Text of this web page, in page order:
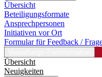
Übersicht
Beteiligungsformate
Ansprechpersonen
Initiativen vor Ort
Formular für Feedback /
Übersicht
Neuigkeiten